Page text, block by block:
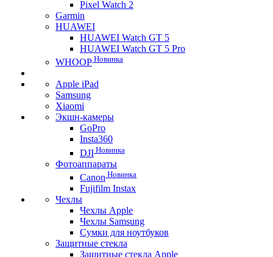
Pixel Watch 2
Garmin
HUAWEI
HUAWEI Watch GT 5
HUAWEI Watch GT 5 Pro
WHOOP Новинка
Apple iPad
Samsung
Xiaomi
Экшн-камеры
GoPro
Insta360
DJI Новинка
Фотоаппараты
Canon Новинка
Fujifilm Instax
Чехлы
Чехлы Apple
Чехлы Samsung
Сумки для ноутбуков
Защитные стекла
Защитные стекла Apple